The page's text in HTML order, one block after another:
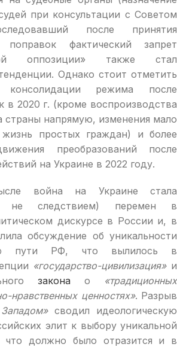
при консультации с Советом
после принятия
поправок фактический запрет
оппозиции» также стал
Однако стоит отметить
консолидации режима после
в 2020 г. (кроме воспроизводства
страны напрямую, изменения мало
простых граждан) и более
преобразований после
на Украине в 2022 году.
война на Украине стала
не следствием) перемен в
дискурсе в России и, в
обсуждение об уникальности
пути РФ, что вылилось в
«государство-цивилизация»и
закона о «традиционных
нравственных ценностях». Разрыв
сводил идеологическую
элит к выбору уникальной
что должно было отразится и в